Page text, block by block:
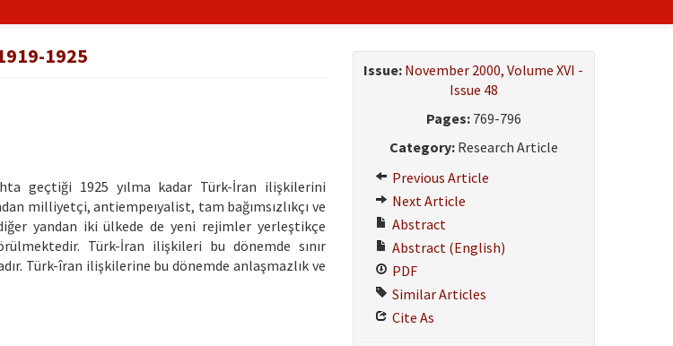
1925
geçtiği 1925 yılma kadar Türk-İran ilişkilerini
milliyetçi, antiempeıyalist, tam bağımsızlıkçı ve
yandan iki ülkede de yeni rejimler yerleştikçe
Türk-İran ilişkileri bu dönemde sınır
Türk-îran ilişkilerine bu dönemde anlaşmazlık ve
Issue: November 2000, Volume XVI -
Issue 48
Pages:769-796
Category:Research Article
Previous Article
Next Article
Abstract
Abstract (English)
PDF
Similar Articles
Cite As